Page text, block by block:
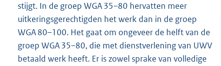
stijgt. In de groep WGA 35–80 hervatten meer
uitkeringsgerechtigden het werk dan in de groep
WGA 80–100. Het gaat om ongeveer de helft van de
groep WGA 35–80, die met dienstverlening van UWV
betaald werk heeft. Er is zowel sprake van volledige